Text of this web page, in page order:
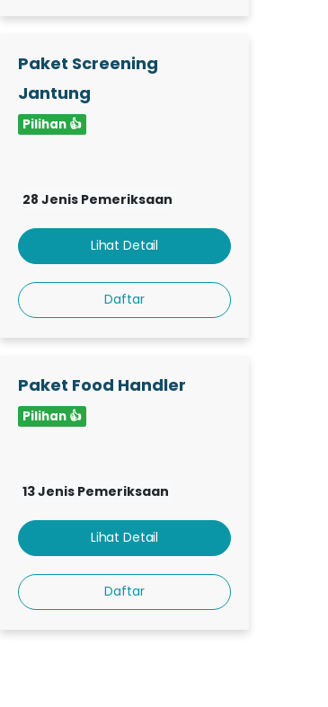
Paket Screening
Jantung
Pilihan 👍
28 Jenis Pemeriksaan
Lihat Detail
Daftar
Paket Food Handler
Pilihan 👍
13 Jenis Pemeriksaan
Lihat Detail
Daftar